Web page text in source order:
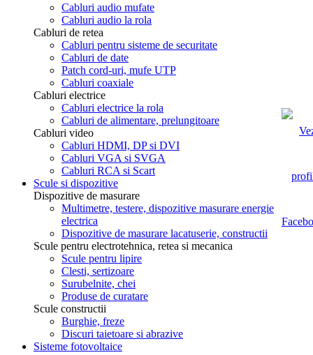
Cabluri audio mufate
Cabluri audio la rola
Cabluri de retea
Cabluri pentru sisteme de securitate
Cabluri de date
Patch cord-uri, mufe UTP
Cabluri coaxiale
Cabluri electrice
Cabluri electrice la rola
Cabluri de alimentare, prelungitoare
Cabluri video
Cabluri HDMI, DP si DVI
Cabluri VGA si SVGA
Cabluri RCA si Scart
Scule si dispozitive
Dispozitive de masurare
Multimetre, testere, dispozitive masurare energie
electrica
Dispozitive de masurare lacatuserie, constructii
Scule pentru electrotehnica, retea si mecanica
Scule pentru lipire
Clesti, sertizoare
Surubelnite, chei
Produse de curatare
Scule constructii
Burghie, freze
Discuri taietoare si abrazive
Sisteme fotovoltaice